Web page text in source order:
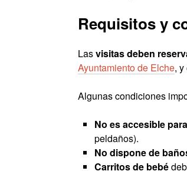
Requisitos y
Lasvisitas deben
Ayuntamiento de Elche,
Algunas condiciones
No es accesible
peldaños).
No dispone de
Carritos de bebé